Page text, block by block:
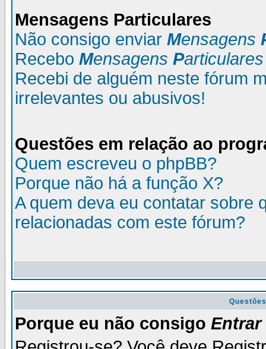
Mensagens Particulares
Não consigo enviar Mensagens
Recebo Mensagens Particulares
Recebi de alguém neste fórum
irrelevantes ou abusivos!
Questões em relação ao
Quem escreveu o phpBB?
Porque não há a função X?
A quem deva eu contatar sobre
relacionadas com este fórum?
Porque eu não consigo Entrar